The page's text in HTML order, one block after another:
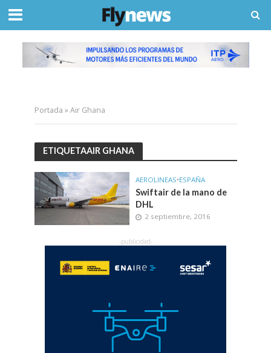
Portada »Air Ghana
ETIQUETAAIR GHANA
AEROLINEAS•ESPAÑA
Swiftair de la mano de
DHL
2 septiembre, 2016